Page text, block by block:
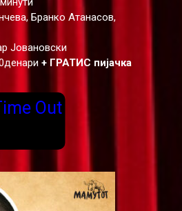
Бранко Атанасов,
Јовановски
+ ГРАТИС пијачка
Out